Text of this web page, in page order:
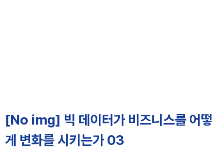
[No img] 빅 데이터가 비즈니스를 어떻
게 변화를 시키는가 03